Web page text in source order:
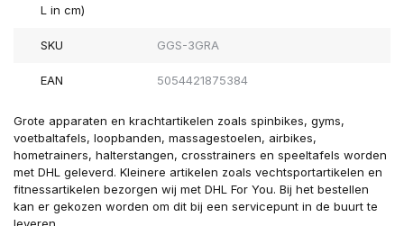
L in cm)
SKU GGS-3GRA
EAN 5054421875384
Grote apparaten en krachtartikelen zoals spinbikes, gyms,
voetbaltafels, loopbanden, massagestoelen, airbikes,
hometrainers, halterstangen, crosstrainers en speeltafels worden
met DHL geleverd. Kleinere artikelen zoals vechtsportartikelen en
fitnessartikelen bezorgen wij met DHL For You. Bij het bestellen
kan er gekozen worden om dit bij een servicepunt in de buurt te